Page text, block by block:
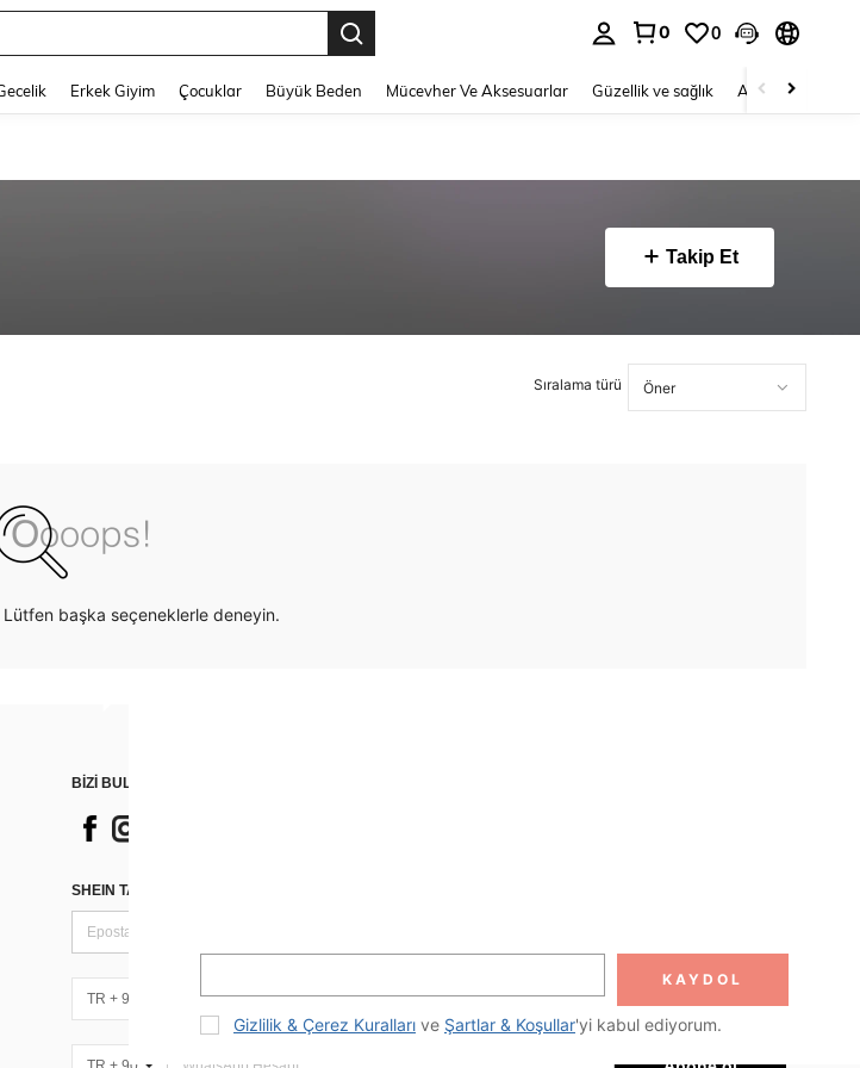
0 0
Erkek Giyim Çocuklar Büyük Beden Mücevher Ve Aksesuarlar Güzellik ve sağlık Ayakkabı
Takip Et
Sıralama türü
Lütfen başka seçeneklerle deneyin.
BİZİ BULUN
SHEIN TARZI HABERLER IÇIN KAYDOLUN
TR + 90
KAYDOL
Gizlilik & Çerez Kuralları ve Şartlar & Koşullar'yi kabul ediyorum.